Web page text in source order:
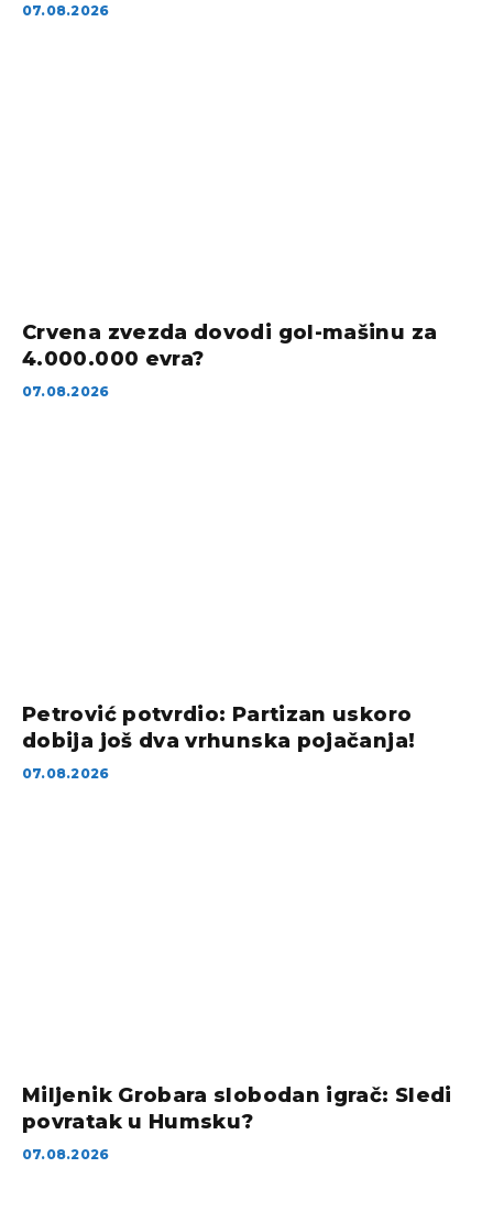
07.08.2026
Crvena zvezda dovodi gol-mašinu za
4.000.000 evra?
07.08.2026
Petrović potvrdio: Partizan uskoro
dobija još dva vrhunska pojačanja!
07.08.2026
Miljenik Grobara slobodan igrač: Sledi
povratak u Humsku?
07.08.2026